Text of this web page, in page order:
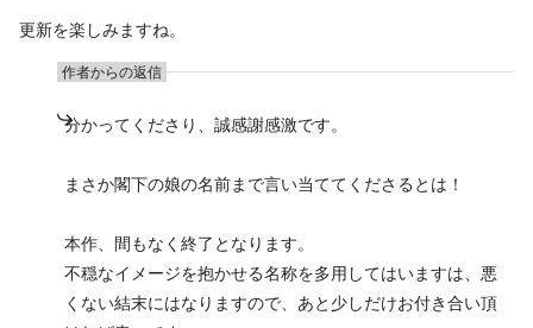
更新を楽しみますね。
作者からの返信
分かってくださり、誠感謝感激です。
まさか閣下の娘の名前まで言い当ててくださるとは！
本作、間もなく終了となります。
不穏なイメージを抱かせる名称を多用してはいますは、悪
くない結末にはなりますので、あと少しだけお付き合い頂